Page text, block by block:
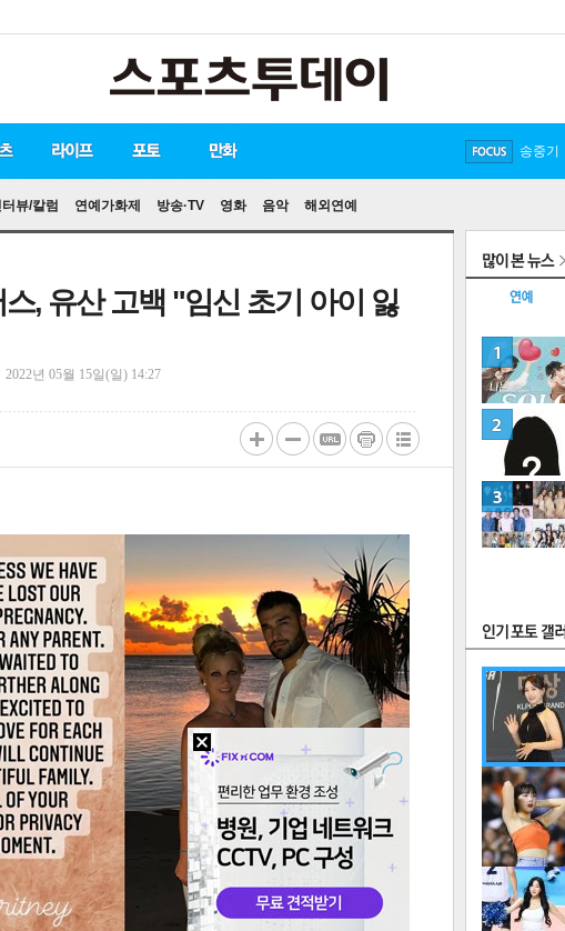
뷰/칼럼 연예가화제 방송·TV 영화 음악 해외연예
라이프 포토
만화
FOCUS
송중기
, 유산 고백 "임신 초기 아이 잃
2022년 05월 15일(일) 14:27
많이 본 뉴스
연예